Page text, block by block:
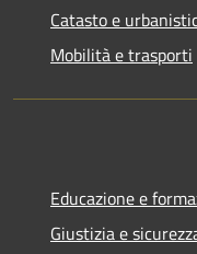
Catasto e
Mobilità e trasporti
Educazione e
Giustizia e